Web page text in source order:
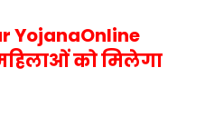
YojanaOnline
को मिलेगा